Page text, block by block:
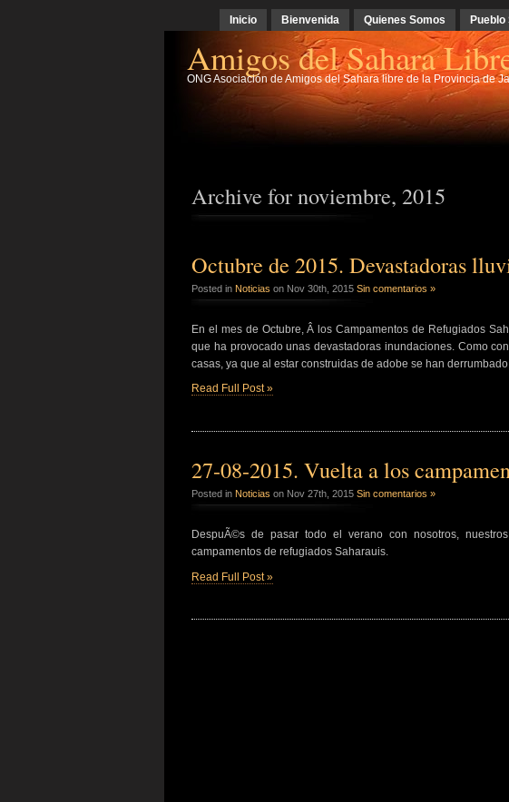
Inicio Bienvenida Quienes Somos
Amigos del Sahara
ONG Asociación de Amigos del Sahara libre de la Provincia de
Archive for noviembre, 2015
Octubre de 2015. Devastadoras
Posted in Noticias on Nov 30th, 2015 Sin comentarios »
En el mes de Octubre, Â los Campamentos de Refugiados
que ha provocado unas devastadoras inundaciones. Como
casas, ya que al estar construidas de adobe se han
Read Full Post »
27-08-2015. Vuelta a los
Posted in Noticias on Nov 27th, 2015 Sin comentarios »
DespuÃ©s de pasar todo el verano con nosotros,
campamentos de refugiados Saharauis.
Read Full Post »